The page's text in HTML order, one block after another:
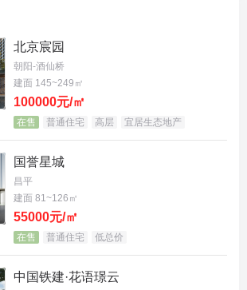
内
房市场，五环内的项目动辄千万级门
风价约8.8万/㎡（其实我估计应该就
小99㎡户型总价约800万级就能上
万+。
环，石景山刚开盘的新房，部分房源
/平米（如东区131平米户型）。
籍+五环内+地铁盘
100平，怎么能说没有考虑过「性价
北京宸园
朝阳-酒仙桥
建面 145~249㎡
100000元/㎡
在售 普通住宅 高层 宜居生态地产
国誉星城
昌平
建面 81~126㎡
55000元/㎡
在售 普通住宅 低总价
中国铁建·花语璟云